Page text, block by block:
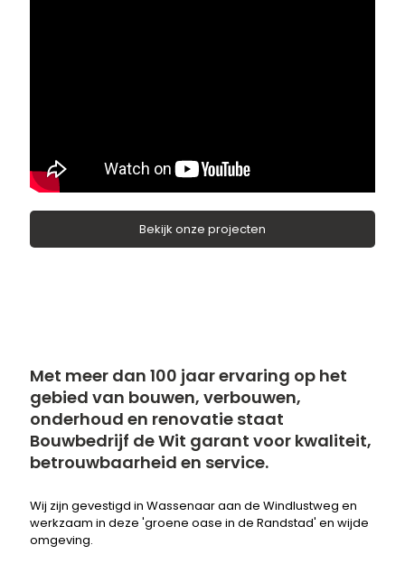
Bekijk onze projecten
Met meer dan 100 jaar ervaring op het
gebied van bouwen, verbouwen,
onderhoud en renovatie staat
Bouwbedrijf de Wit garant voor kwaliteit,
betrouwbaarheid en service.
Wij zijn gevestigd in Wassenaar aan de Windlustweg en
werkzaam in deze 'groene oase in de Randstad' en wijde
omgeving.